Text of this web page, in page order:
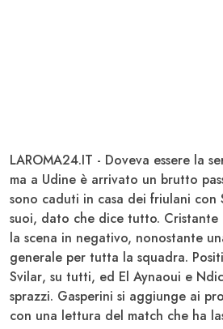
LAROMA24.IT - Doveva essere la
ma a Udine è arrivato un brutto
sono caduti in casa dei friulani con
suoi, dato che dice tutto. Cristante
la scena in negativo, nonostante
generale per tutta la squadra.
Svilar, su tutti, ed El Aynaoui e
sprazzi. Gasperini si aggiunge ai
con una lettura del match che ha